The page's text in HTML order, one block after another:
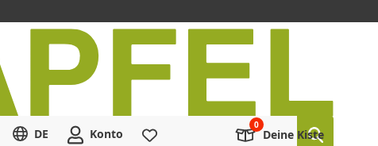
DE Konto Deine Kiste